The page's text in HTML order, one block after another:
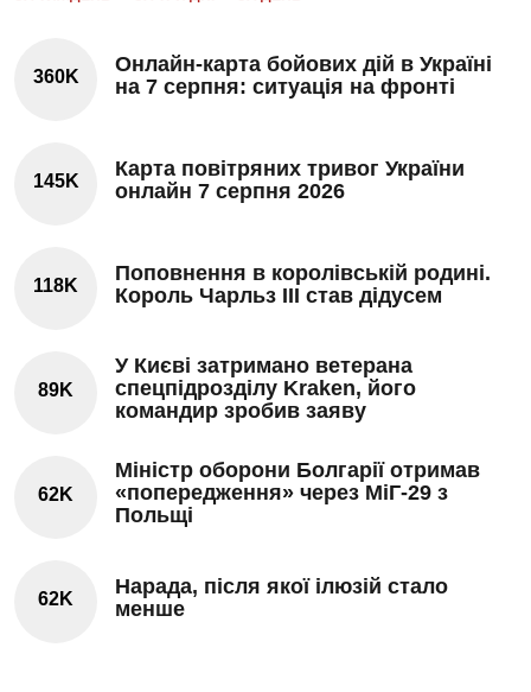
360K
Онлайн-карта бойових дій в Україні
на 7 серпня: ситуація на фронті
145K
Карта повітряних тривог України
онлайн 7 серпня 2026
118K
Поповнення в королівській родині.
Король Чарльз III став дідусем
89K
У Києві затримано ветерана
спецпідрозділу Kraken, його
командир зробив заяву
62K
Міністр оборони Болгарії отримав
«попередження» через МіГ-29 з
Польщі
62K
Нарада, після якої ілюзій стало
менше